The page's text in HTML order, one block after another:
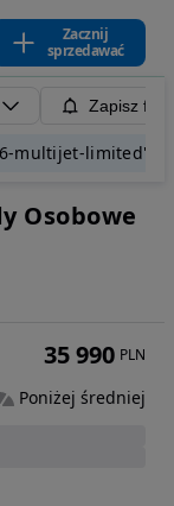
Zacznij
sprzedawać
Zapisz
multijet-limited"
Osobowe
35 990 PLN
Poniżej średniej